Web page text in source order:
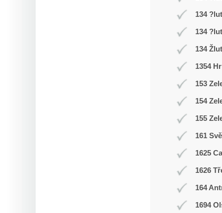
134 ?lut
134 ?lut
134
1354
153
154
155
161
1625
1626
164
1694